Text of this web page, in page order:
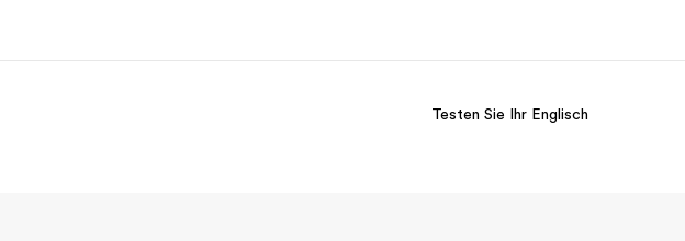
Testen Sie Ihr Englisch